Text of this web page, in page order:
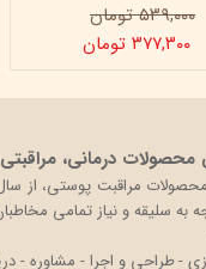
۵۳۹,۰۰۰ تومان
۳۷۷,۳۰۰ تومان
درمانی،
به سلیقه و نیاز تمامی
طراحی و اجرا - مشاوره -